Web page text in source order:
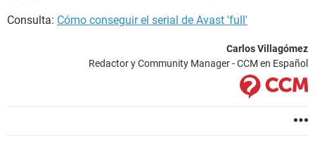
Consulta: Cómo conseguir el serial de Avast 'full'
Carlos Villagómez
Redactor y Community Manager - CCM en Español